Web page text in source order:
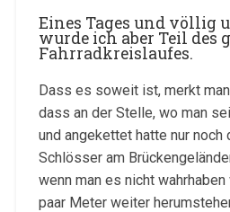
Eines Tages und völlig
wurde ich aber Teil des
Fahrradkreislaufes.
Dass es soweit ist, merkt
dass an der Stelle, wo man
und angekettet hatte nur noch
Schlösser am
wenn man es nicht
paar Meter weiter